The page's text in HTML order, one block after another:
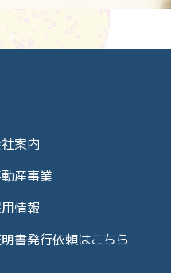
案内
産事業
情報
書発行依頼はこちら